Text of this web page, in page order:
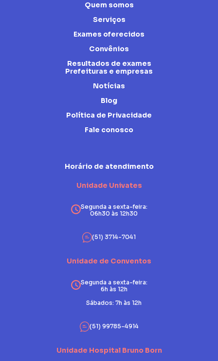
Quem somos
Serviços
Exames oferecidos
Convênios
Resultados de exames
Prefeituras e empresas
Notícias
Blog
Política de Privacidade
Fale conosco
Horário de atendimento
Unidade Univates
Segunda a sexta-feira:
06h30 às 12h30
(51) 3714-7041
Unidade de Conventos
Segunda a sexta-feira:
6h às 12h
Sábados: 7h às 12h
(51) 99785-4914
Unidade Hospital Bruno Born